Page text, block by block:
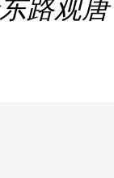
路观唐